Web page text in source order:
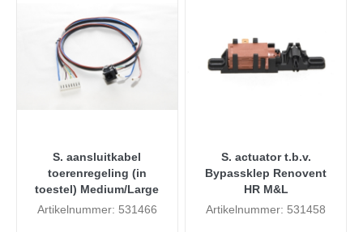
S. aansluitkabel
toerenregeling (in
toestel) Medium/Large
Artikelnummer: 531466
S. actuator t.b.v.
Bypassklep Renovent
HR M&L
Artikelnummer: 531458